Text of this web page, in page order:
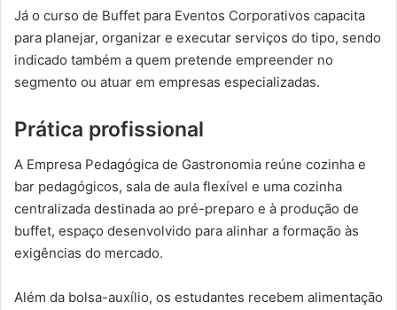
Já o curso de Buffet para Eventos Corporativos capacita
para planejar, organizar e executar serviços do tipo, sendo
indicado também a quem pretende empreender no
segmento ou atuar em empresas especializadas.
Prática profissional
A Empresa Pedagógica de Gastronomia reúne cozinha e
bar pedagógicos, sala de aula flexível e uma cozinha
centralizada destinada ao pré-preparo e à produção de
buffet, espaço desenvolvido para alinhar a formação às
exigências do mercado.
Além da bolsa-auxílio, os estudantes recebem alimentação